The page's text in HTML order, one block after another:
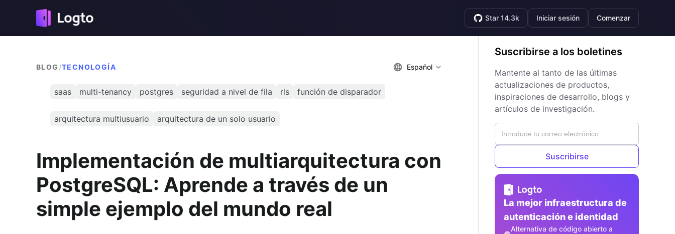
Star 14.3k Iniciar sesión Comenzar
BLOG /TECNOLOGÍA Español
saas multi-tenancy postgres seguridad a nivel de fila rls función de disparador
arquitectura multiusuario arquitectura de un solo usuario
Implementación de multiarquitectura con
PostgreSQL: Aprende a través de un
simple ejemplo del mundo real
Suscribirse a los boletines
Mantente al tanto de las últimas
actualizaciones de productos,
inspiraciones de desarrollo, blogs y
artículos de investigación.
Suscribirse
La mejor infraestructura de
autenticación e identidad
Alternativa de código abierto a